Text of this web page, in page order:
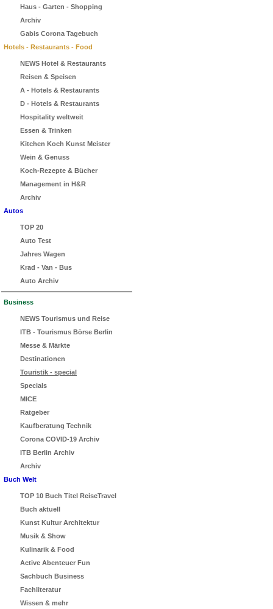
Haus - Garten - Shopping
Archiv
Gabis Corona Tagebuch
Hotels - Restaurants - Food
NEWS Hotel & Restaurants
Reisen & Speisen
A - Hotels & Restaurants
D - Hotels & Restaurants
Hospitality weltweit
Essen & Trinken
Kitchen Koch Kunst Meister
Wein & Genuss
Koch-Rezepte & Bücher
Management in H&R
Archiv
Autos
TOP 20
Auto Test
Jahres Wagen
Krad - Van - Bus
Auto Archiv
Business
NEWS Tourismus und Reise
ITB - Tourismus Börse Berlin
Messe & Märkte
Destinationen
Touristik - special
Specials
MICE
Ratgeber
Kaufberatung Technik
Corona COVID-19 Archiv
ITB Berlin Archiv
Archiv
Buch Welt
TOP 10 Buch Titel ReiseTravel
Buch aktuell
Kunst Kultur Architektur
Musik & Show
Kulinarik & Food
Active Abenteuer Fun
Sachbuch Business
Fachliteratur
Wissen & mehr